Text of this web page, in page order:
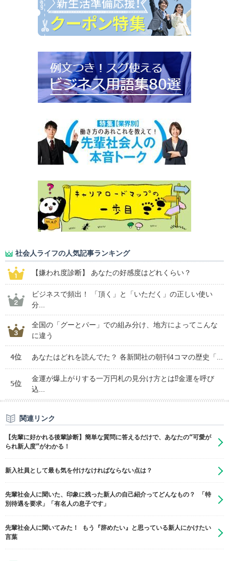
社会人ライフの人気記事ランキング
【嫌われ度診断】 あなたの好感度はどれくらい？
ビジネスで頻出！ 「頂く」と「いただく」の正しい使い
分...
全国の「グーとパー」での組み分け、地方によってこんな
に違う
4位 あなたはどれを読んでた？ 各新聞社の朝刊4コマの歴史「...
5位
金運が爆上がりする一万円札の見分け方とは⁉金運を呼び
込...
関連リンク
【先輩に好かれる後輩診断】簡単な質問に答えるだけで、あなたの“可愛が
られ新人度”がわかる！
新入社員として最も気を付けなければならない点は？
先輩社会人に聞いた、印象に残った新人の自己紹介ってどんなもの？ 「特
別待遇を要求」「有名人の息子です」
先輩社会人に聞いてみた！ もう『辞めたい』と思っている新人にかけたい
言葉